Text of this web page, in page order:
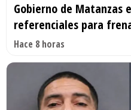
Gobierno de Matanzas
referenciales para
Hace 8 horas